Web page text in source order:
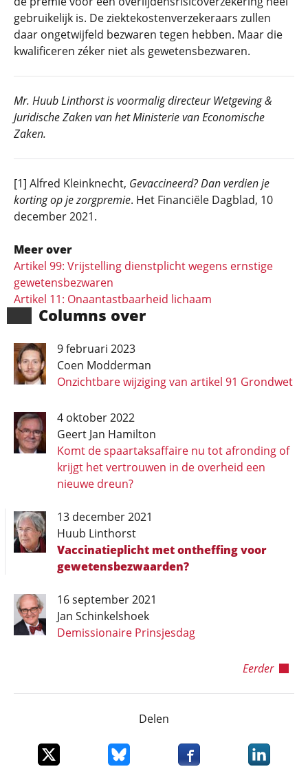
gebruikelijk is. De ziektekostenverzekeraars zullen
daar ongetwijfeld bezwaren tegen hebben. Maar die
kwalificeren zéker niet als gewetensbezwaren.
Mr. Huub Linthorst is voormalig directeur Wetgeving &
Juridische Zaken van het Ministerie van Economische
Zaken.
[1] Alfred Kleinknecht, Gevaccineerd? Dan verdien je
korting op je zorgpremie. Het Financiële Dagblad, 10
december 2021.
Meer over
Artikel 99: Vrijstelling dienstplicht wegens ernstige
gewetensbezwaren
Artikel 11: Onaantastbaar­heid lichaam
Columns over
9 februari 2023
Coen Modderman
Onzichtbare wijziging van artikel 91 Grondwet
4 oktober 2022
Geert Jan Hamilton
Komt de spaartaksaffaire nu tot afronding of
krijgt het vertrouwen in de overheid een
nieuwe dreun?
13 december 2021
Huub Linthorst
Vaccinatieplicht met ontheffing voor
gewetensbezwaarden?
16 september 2021
Jan Schinkelshoek
Demissionaire Prinsjesdag
Eerder
Delen
Deel dit item op XDeel dit item op Bluesky
Deel dit item opDeel dit